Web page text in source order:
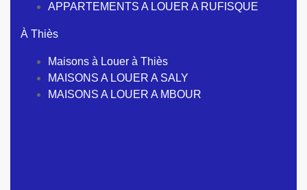
APPARTEMENTS A LOUER A RUFISQUE
À Thiès
Maisons à Louer à Thiès
MAISONS A LOUER A SALY
MAISONS A LOUER A MBOUR